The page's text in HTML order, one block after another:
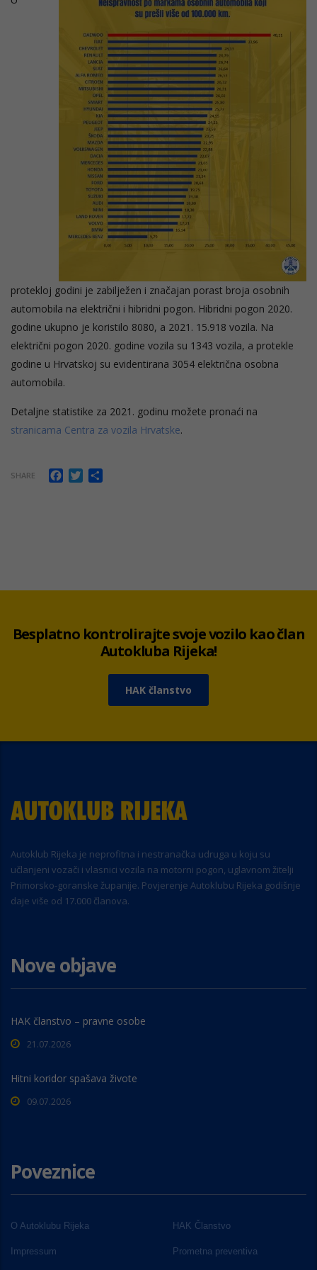
protekloj godini je zabilježen i značajan porast broja osobnih
automobila na električni i hibridni pogon. Hibridni pogon 2020.
godine ukupno je koristilo 8080, a 2021. 15.918 vozila. Na
električni pogon 2020. godine vozila su 1343 vozila, a protekle
godine u Hrvatskoj su evidentirana 3054 električna osobna
automobila.
Detaljne statistike za 2021. godinu možete pronaći na
stranicama Centra za vozila Hrvatske.
SHARE Facebook
Twitter
Besplatno kontrolirajte svoje vozilo kao član
Autokluba Rijeka!
HAK članstvo
Autoklub Rijeka je neprofitna i nestranačka udruga u koju su
učlanjeni vozači i vlasnici vozila na motorni pogon, uglavnom žitelji
Primorsko-goranske županije. Povjerenje Autoklubu Rijeka godišnje
daje više od 17.000 članova.
Nove objave
HAK članstvo – pravne osobe
21.07.2026
Hitni koridor spašava živote
09.07.2026
Poveznice
O Autoklubu Rijeka HAK Članstvo
Impressum Prometna preventiva